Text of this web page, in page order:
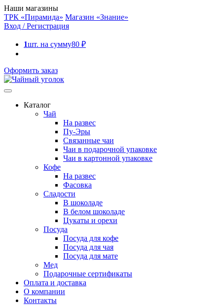
Наши магазины
ТРК «Пирамида» Магазин «Знание»
Вход / Регистрация
1шт. на сумму80 ₽
Оформить заказ
Каталог
Чай
На развес
Пу-Эры
Связанные чаи
Чаи в подарочной упаковке
Чаи в картонной упаковке
Кофе
На развес
Фасовка
Сладости
В шоколаде
В белом шоколаде
Цукаты и орехи
Посуда
Посуда для кофе
Посуда для чая
Посуда для мате
Мед
Подарочные сертификаты
Оплата и доставка
О компании
Контакты